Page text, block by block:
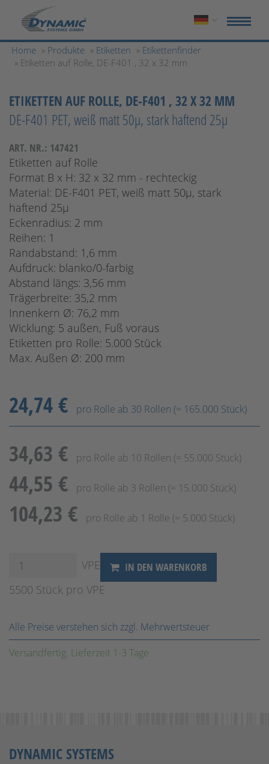
Home » Produkte » Etiketten » Etikettenfinder
» Etiketten auf Rolle, DE-F401 , 32 x 32 mm
ETIKETTEN AUF ROLLE, DE-F401 , 32 X 32 MM
DE-F401 PET, weiß matt 50µ, stark haftend 25µ
ART. NR.: 147421
Etiketten auf Rolle
Format B x H: 32 x 32 mm - rechteckig
Material: DE-F401 PET, weiß matt 50µ, stark
haftend 25µ
Eckenradius: 2 mm
Reihen: 1
Randabstand: 1,6 mm
Aufdruck: blanko/0-farbig
Abstand längs: 3,56 mm
Trägerbreite: 35,2 mm
Innenkern Ø: 76,2 mm
Wicklung: 5 außen, Fuß voraus
Etiketten pro Rolle: 5.000 Stück
Max. Außen Ø: 200 mm
24,74 € pro Rolle ab 30 Rollen (= 165.000 Stück)
34,63 € pro Rolle ab 10 Rollen (= 55.000 Stück)
44,55 € pro Rolle ab 3 Rollen (= 15.000 Stück)
104,23 € pro Rolle ab 1 Rolle (= 5.000 Stück)
VPE IN DEN WARENKORB
5500 Stück pro VPE
Alle Preise verstehen sich zzgl. Mehrwertsteuer
Versandfertig. Lieferzeit 1-3 Tage
DYNAMIC SYSTEMS